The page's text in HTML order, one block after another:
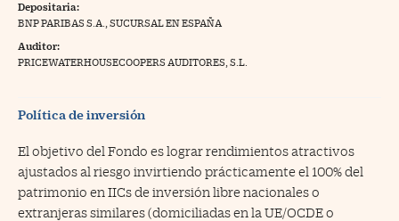
a Cinco Días
Depositaria:
BNP PARIBAS S.A., SUCURSAL EN ESPAÑA
Auditor:
PRICEWATERHOUSECOOPERS AUDITORES, S.L.
Política de inversión
El objetivo del Fondo es lograr rendimientos atractivos
ajustados al riesgo invirtiendo prácticamente el 100% del
patrimonio en IICs de inversión libre nacionales o
extranjeras similares (domiciliadas en la UE/OCDE o